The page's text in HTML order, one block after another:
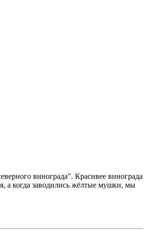
винограда". Красивее винограда
а когда заводились жёлтые мушки, мы